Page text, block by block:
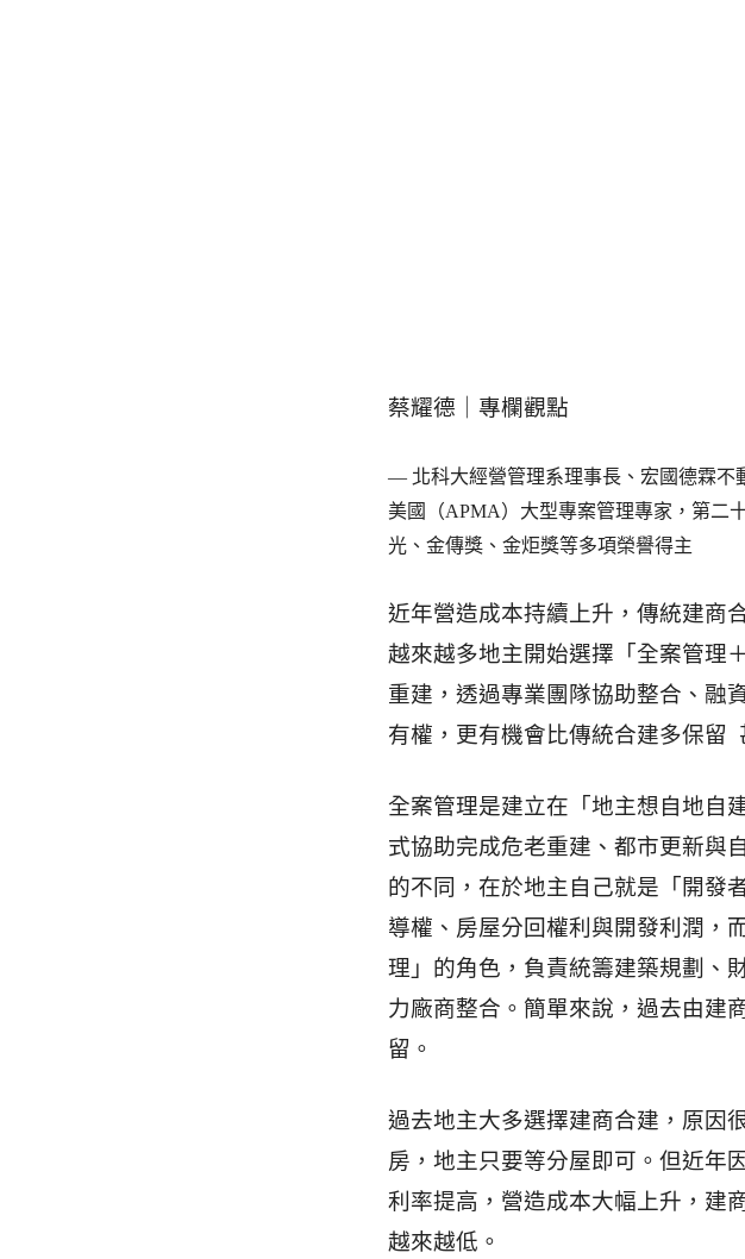
蔡耀德｜專欄觀點
— 北科大經營管理系理事長、宏國德霖不
美國（APMA）大型專案管理專家，第二
光、金傳獎、金炬獎等多項榮譽得主
近年營造成本持續上升，傳統建商
越來越多地主開始選擇「全案管理
重建，透過專業團隊協助整合、融
有權，更有機會比傳統合建多保留
全案管理是建立在「地主想自地自
式協助完成危老重建、都市更新與
的不同，在於地主自己就是「開發
導權、房屋分回權利與開發利潤，
理」的角色，負責統籌建築規劃、
力廠商整合。簡單來說，過去由建
留。
過去地主大多選擇建商合建，原因
房，地主只要等分屋即可。但近年
利率提高，營造成本大幅上升，建
越來越低。